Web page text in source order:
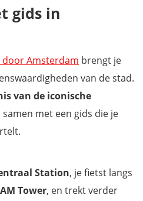
architectuur
Amsterdam
Schans met de fiets
gids in
Amsterdam brengt je
van de stad.
van de iconische
samen met een gids die je
Station, je fietst langs
Tower, en trekt verder